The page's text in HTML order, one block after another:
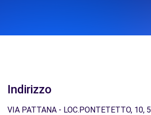
Indirizzo
VIA PATTANA - LOC.PONTETETTO, 10,